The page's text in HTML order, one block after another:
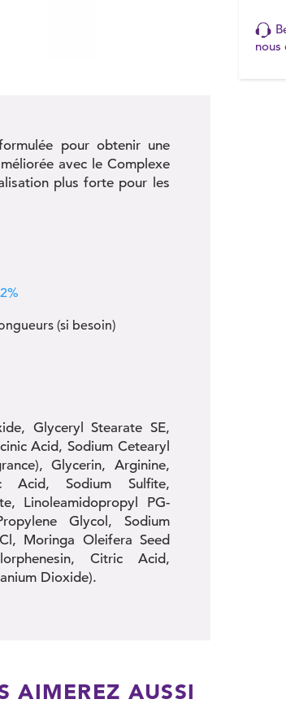
nous
pour obtenir une
avec le Complexe
plus forte pour les
(si besoin)
Glyceryl Stearate SE,
Acid, Sodium Cetearyl
Glycerin, Arginine,
Acid, Sodium Sulfite,
Linoleamidopropyl PG-
Glycol, Sodium
Moringa Oleifera Seed
Citric Acid,
Dioxide).
AIMEREZ AUSSI